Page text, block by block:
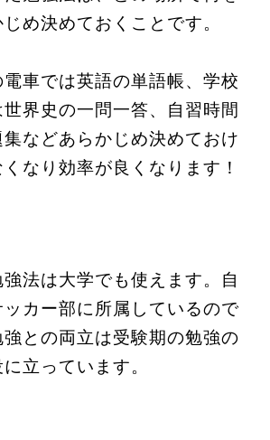
め決めておくことです。
車では英語の単語帳、学校
界史の一問一答、自習時間
などあらかじめ決めておけ
なり効率が良くなります！
法は大学でも使えます。自
カー部に所属しているので
との両立は受験期の勉強の
立っています。